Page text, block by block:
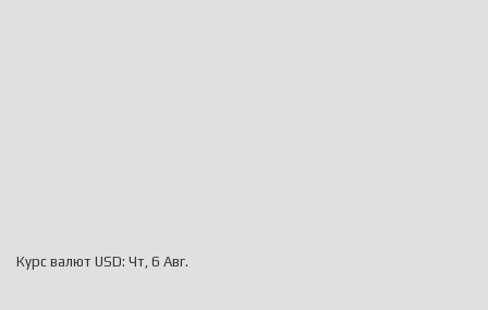
Курс валют USD: Чт, 6 Авг.